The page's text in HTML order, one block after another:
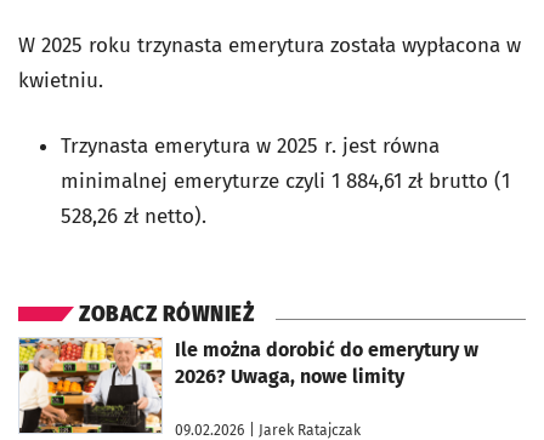
W 2025 roku trzynasta emerytura została wypłacona w
kwietniu.
Trzynasta emerytura w 2025 r. jest równa
minimalnej emeryturze czyli 1 884,61 zł brutto (1
528,26 zł netto).
ZOBACZ RÓWNIEŻ
Ile można dorobić do emerytury w
2026? Uwaga, nowe limity
09.02.2026 | Jarek Ratajczak
otworzy się w nowej karcie